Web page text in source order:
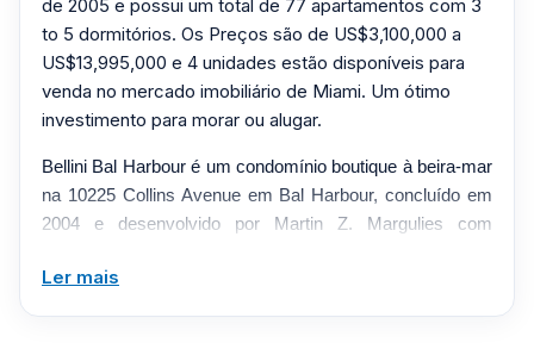
de 2005 e possui um total de 77 apartamentos com 3
to 5 dormitórios. Os Preços são de US$3,100,000 a
US$13,995,000 e 4 unidades estão disponíveis para
venda no mercado imobiliário de Miami. Um ótimo
investimento para morar ou alugar.
Bellini Bal Harbour é um condomínio boutique à beira-mar
na 10225 Collins Avenue em Bal Harbour, concluído em
2004 e desenvolvido por Martin Z. Margulies com
apenas 77 residências em aproximadamente 23 a 24
Ler mais